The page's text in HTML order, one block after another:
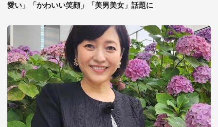
愛い」「かわいい笑顔」「美男美女」話題に